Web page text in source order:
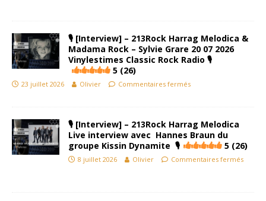
🎙 [Interview] – 213Rock Harrag Melodica &
Madama Rock – Sylvie Grare 20 07 2026
Vinylestimes Classic Rock Radio 🎙
5 (26)
23 juillet 2026 Olivier Commentaires fermés
🎙 [Interview] – 213Rock Harrag Melodica
Live interview avec Hannes Braun du
groupe Kissin Dynamite 🎙
5 (26)
8 juillet 2026 Olivier Commentaires fermés